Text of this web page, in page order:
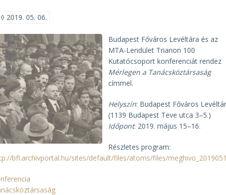
◊ 2019. 05. 06.
Budapest Főváros Levéltára és az
MTA-Lendület Trianon 100
Kutatócsoport konferenciát rendez
Mérlegen a Tanácsköztársaság
címmel.
Helyszín: Budapest Főváros
(1139 Budapest Teve utca 3–5.)
Időpont: 2019. május 15–16.
Részletes program:
bfl.archivportal.hu/sites/default/files/atoms/files/